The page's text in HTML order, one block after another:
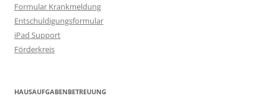
Formular Krankmeldung
Entschuldigungsformular
iPad Support
Förderkreis
HAUSAUFGABENBETREUUNG